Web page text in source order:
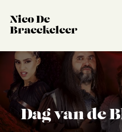
Nico De
Braeckeleer
Dag van de